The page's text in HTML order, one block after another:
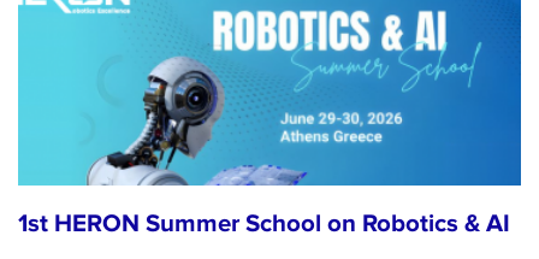
1st HERON Summer School on Robotics & AI